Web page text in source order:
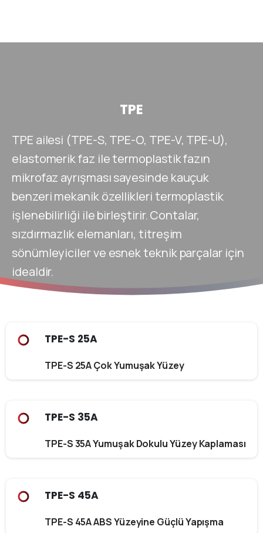
TPE
TPE ailesi (TPE-S, TPE-O, TPE-V, TPE-U),
elastomerik faz ile termoplastik fazın
mikrofaz ayrışması sayesinde kauçuk
benzeri mekanik özellikleri termoplastik
işlenebilirliği ile birleştirir. Contalar,
sızdırmazlık elemanları, titreşim
sönümleyiciler ve esnek teknik parçalar için
idealdir.
TPE-S 25A
TPE-S 25A Çok Yumuşak Yüzey
TPE-S 35A
TPE-S 35A Yumuşak Dokulu Yüzey Kaplaması
TPE-S 45A
TPE-S 45A ABS Yüzeyine Güçlü Yapışma